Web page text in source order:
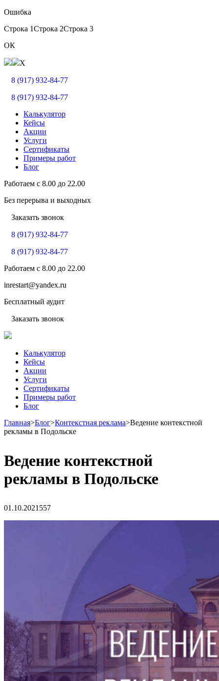
Ошибка
Строка 1Строка 2Строка 3
ОК
X
8 (917) 932-84-77
8 (917) 932-84-77
Калькулятор
Кейсы
Акции
Услуги
Сертификаты
Примеры работ
Блог
Работаем с 8.00 до 22.00
Без перерыва и выходных
Заказать звонок
8 (917) 932-84-77
8 (917) 932-84-77
Работаем с 8.00 до 22.00
inrestart@yandex.ru
Бесплатный аудит
Заказать звонок
Калькулятор
Кейсы
Акции
Услуги
Сертификаты
Примеры работ
Блог
Главная>Блог>Контекстная реклама>Ведение контекстной
рекламы в Подольске
Ведение контекстной
рекламы в Подольске
01.10.2021 557